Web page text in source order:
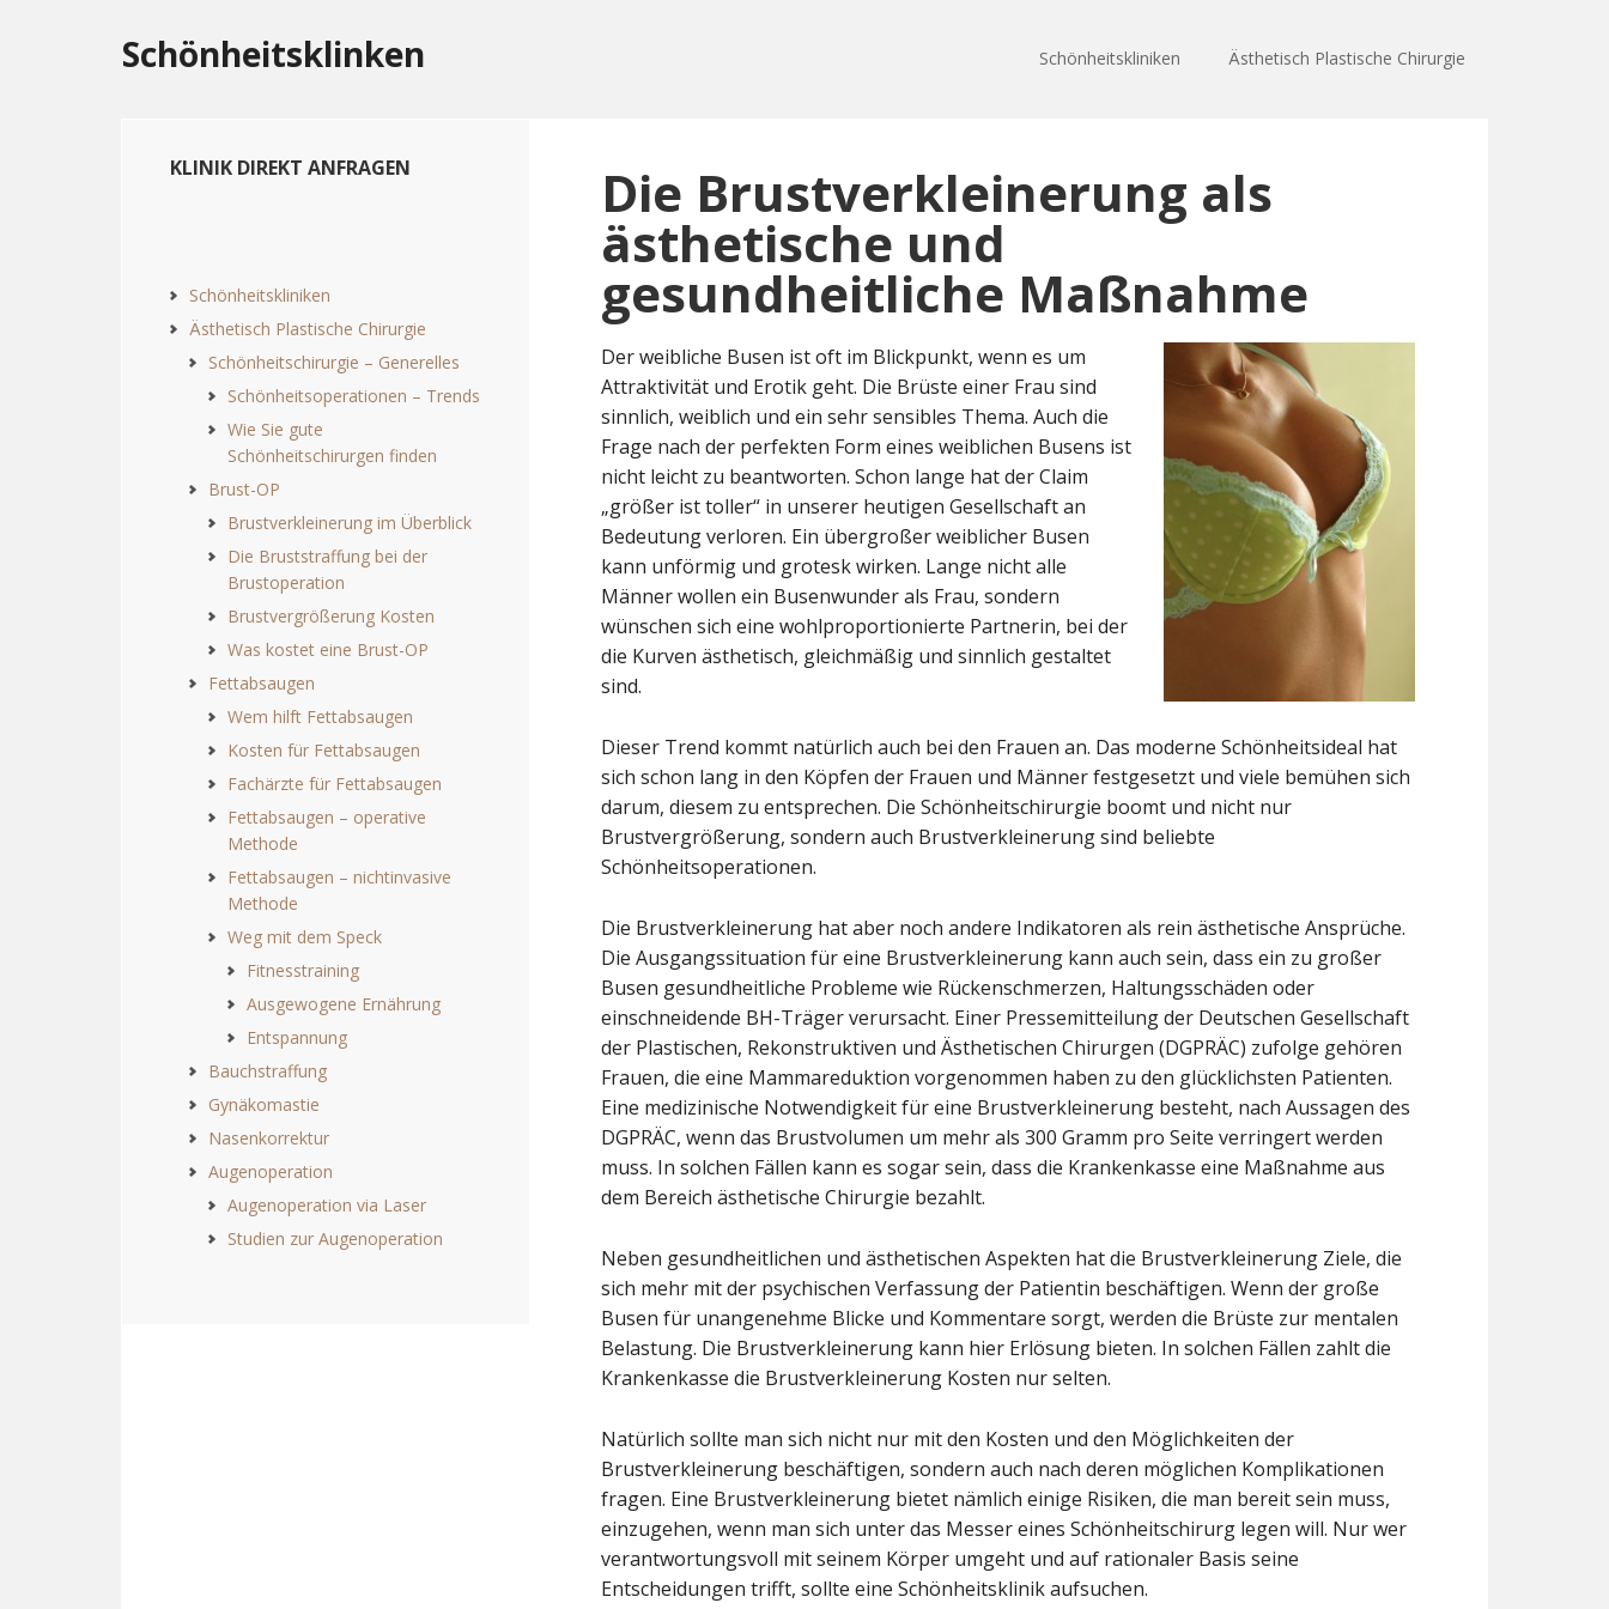
Schönheitsklinken Schönheitskliniken Ästhetisch Plastische Chirurgie
Die Brustverkleinerung als
ästhetische und
gesundheitliche Maßnahme
Der weibliche Busen ist oft im Blickpunkt, wenn es um
Attraktivität und Erotik geht. Die Brüste einer Frau sind
sinnlich, weiblich und ein sehr sensibles Thema. Auch die
Frage nach der perfekten Form eines weiblichen Busens ist
nicht leicht zu beantworten. Schon lange hat der Claim
„größer ist toller“ in unserer heutigen Gesellschaft an
Bedeutung verloren. Ein übergroßer weiblicher Busen
kann unförmig und grotesk wirken. Lange nicht alle
Männer wollen ein Busenwunder als Frau, sondern
wünschen sich eine wohlproportionierte Partnerin, bei der
die Kurven ästhetisch, gleichmäßig und sinnlich gestaltet
sind.
Dieser Trend kommt natürlich auch bei den Frauen an. Das moderne Schönheitsideal hat
sich schon lang in den Köpfen der Frauen und Männer festgesetzt und viele bemühen sich
darum, diesem zu entsprechen. Die Schönheitschirurgie boomt und nicht nur
Brustvergrößerung, sondern auch Brustverkleinerung sind beliebte
Schönheitsoperationen.
Die Brustverkleinerung hat aber noch andere Indikatoren als rein ästhetische Ansprüche.
Die Ausgangssituation für eine Brustverkleinerung kann auch sein, dass ein zu großer
Busen gesundheitliche Probleme wie Rückenschmerzen, Haltungsschäden oder
einschneidende BH-Träger verursacht. Einer Pressemitteilung der Deutschen Gesellschaft
der Plastischen, Rekonstruktiven und Ästhetischen Chirurgen (DGPRÄC) zufolge gehören
Frauen, die eine Mammareduktion vorgenommen haben zu den glücklichsten Patienten.
Eine medizinische Notwendigkeit für eine Brustverkleinerung besteht, nach Aussagen des
DGPRÄC, wenn das Brustvolumen um mehr als 300 Gramm pro Seite verringert werden
muss. In solchen Fällen kann es sogar sein, dass die Krankenkasse eine Maßnahme aus
dem Bereich ästhetische Chirurgie bezahlt.
Neben gesundheitlichen und ästhetischen Aspekten hat die Brustverkleinerung Ziele, die
sich mehr mit der psychischen Verfassung der Patientin beschäftigen. Wenn der große
Busen für unangenehme Blicke und Kommentare sorgt, werden die Brüste zur mentalen
Belastung. Die Brustverkleinerung kann hier Erlösung bieten. In solchen Fällen zahlt die
Krankenkasse die Brustverkleinerung Kosten nur selten.
Natürlich sollte man sich nicht nur mit den Kosten und den Möglichkeiten der
Brustverkleinerung beschäftigen, sondern auch nach deren möglichen Komplikationen
fragen. Eine Brustverkleinerung bietet nämlich einige Risiken, die man bereit sein muss,
einzugehen, wenn man sich unter das Messer eines Schönheitschirurg legen will. Nur wer
verantwortungsvoll mit seinem Körper umgeht und auf rationaler Basis seine
Entscheidungen trifft, sollte eine Schönheitsklinik aufsuchen.
KLINIK DIREKT ANFRAGEN
Schönheitskliniken
Ästhetisch Plastische Chirurgie
Schönheitschirurgie – Generelles
Schönheitsoperationen – Trends
Wie Sie gute
Schönheitschirurgen finden
Brust-OP
Brustverkleinerung im Überblick
Die Bruststraffung bei der
Brustoperation
Brustvergrößerung Kosten
Was kostet eine Brust-OP
Fettabsaugen
Wem hilft Fettabsaugen
Kosten für Fettabsaugen
Fachärzte für Fettabsaugen
Fettabsaugen – operative
Methode
Fettabsaugen – nichtinvasive
Methode
Weg mit dem Speck
Fitnesstraining
Ausgewogene Ernährung
Entspannung
Bauchstraffung
Gynäkomastie
Nasenkorrektur
Augenoperation
Augenoperation via Laser
Studien zur Augenoperation